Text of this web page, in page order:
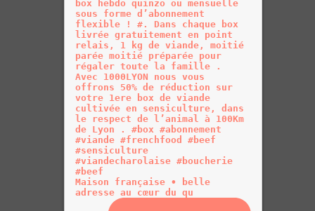
Maison française • belle
adresse au cœur du qu